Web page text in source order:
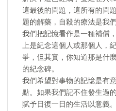
這最後的問題，這所有的問
題的解藥，自殺的療法是我們
我們把記憶看作是一種補償
上是紀念這個人或那個人，
爭，但其實，你知道那是什
的紀念碑。
我們希望對事物的記憶是有
點。如果我們記不住發生過
賦予日復一日的生活以意義。